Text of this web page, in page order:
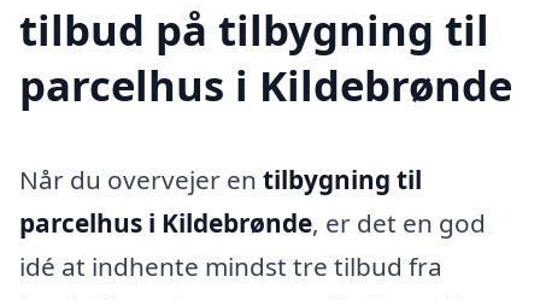
tilbud på tilbygning til
parcelhus i Kildebrønde
Når du overvejer en tilbygning til
parcelhus i Kildebrønde, er det en god
idé at indhente mindst tre tilbud fra